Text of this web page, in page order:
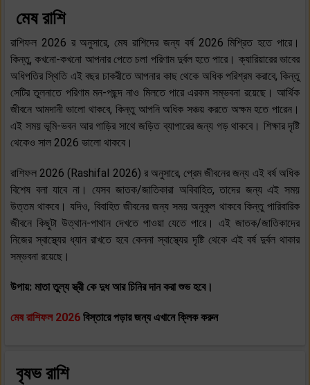
মেষ রাশি
রাশিফল 2026 র অনুসারে, মেষ রাশিদের জন্য বর্ষ 2026 মিশ্রিত হতে পারে।
কিন্তু, কখনো-কখনো আপনার পেতে চলা পরিণাম দুর্বল হতে পারে। ক্যারিয়ারের ভাবের
অধিপতির স্থিতি এই বছর চাকরীতে আপনার কাছ থেকে অধিক পরিশ্রম করাবে, কিন্তু
সেটির তুলনাতে পরিণাম মন-পছন্দ নাও মিলতে পারে এরকম সম্ভবনা রয়েছে। আর্থিক
জীবনে আমদানী ভালো থাকবে, কিন্তু আপনি অধিক সঞ্চয় করতে অক্ষম হতে পারেন।
এই সময় ভূমি-ভবন আর গাড়ির সাথে জড়িত ব্যাপারের জন্য গড় থাকবে। শিক্ষার দৃষ্টি
থেকেও সাল 2026 ভালো থাকবে।
রাশিফল 2026 (Rashifal 2026) র অনুসারে, প্রেম জীবনের জন্য এই বর্ষ অধিক
বিশেষ বলা যাবে না। যেসব জাতক/জাতিকারা অবিবাহিত, তাদের জন্য এই সময়
উত্তম থাকবে। যদিও, বিবাহিত জীবনের জন্য সময় অনুকূল থাকবে কিন্তু পারিবারিক
জীবনে কিছুটা উত্থান-পাথান দেখতে পাওয়া যেতে পারে। এই জাতক/জাতিকাদের
নিজের স্বাস্থ্যের ধ্যান রাখতে হবে কেননা স্বাস্থ্যের দৃষ্টি থেকে এই বর্ষ দুর্বল থাকার
সম্ভবনা রয়েছে।
উপায়: মাতা তুল্য স্ত্রী কে দুধ আর চিনির দান করা শুভ হবে।
মেষ রাশিফল 2026 বিস্তারে পড়ার জন্য এখানে ক্লিক করুন
বৃষভ রাশি